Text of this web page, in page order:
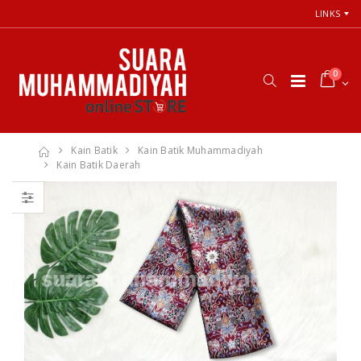
LINKS
0
Kain Batik
Kain Batik Muhammadiyah
Kain Batik Daerah
66 Jalan Menuju
Cinta Ilahi
Menemukan
Tuhan dalam
Luka, Cinta, dan
Kehidupan
Sehari-hari
Rp. 0
Cara Shalat
Menurut
Himpunan
Putusan Tarjih
Muhammadiyah
Rp. 31.000
Himpunan